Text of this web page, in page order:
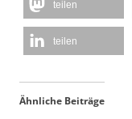
teilen
teilen
Ähnliche Beiträge